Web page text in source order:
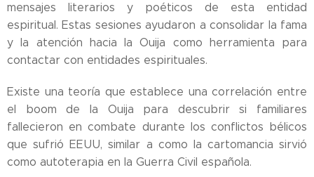
mensajes literarios y poéticos de esta entidad
espiritual. Estas sesiones ayudaron a consolidar la fama
y la atención hacia la Ouija como herramienta para
contactar con entidades espirituales.
Existe una teoría que establece una correlación entre
el boom de la Ouija para descubrir si familiares
fallecieron en combate durante los conflictos bélicos
que sufrió EEUU, similar a como la cartomancia sirvió
como autoterapia en la Guerra Civil española.